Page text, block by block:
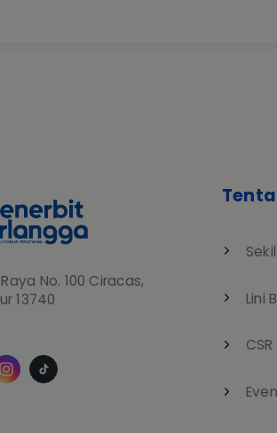
No. 100 Ciracas,
13740
Lini
CSR